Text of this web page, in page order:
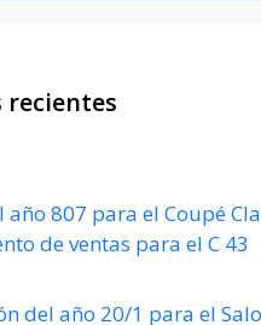
recientes
807 para el Coupé
de ventas para el C 43
del año 20/1 para el